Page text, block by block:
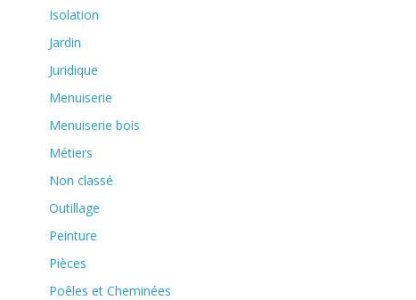
Isolation
Jardin
Juridique
Menuiserie
Menuiserie bois
Métiers
Non classé
Outillage
Peinture
Pièces
Poêles et Cheminées